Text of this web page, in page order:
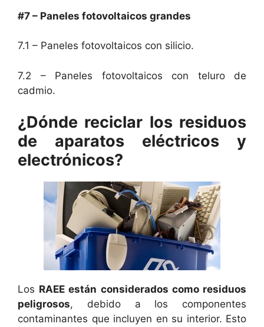
#7 – Paneles fotovoltaicos grandes
7.1 – Paneles fotovoltaicos con silicio.
7.2 – Paneles fotovoltaicos con teluro de
cadmio.
¿Dónde reciclar los residuos
de aparatos eléctricos y
electrónicos?
Los RAEE están considerados como residuos
peligrosos, debido a los componentes
contaminantes que incluyen en su interior. Esto